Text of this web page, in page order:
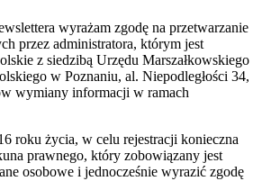
wyrażam zgodę na przetwarzanie
przez administratora, którym jest
z siedzibą Urzędu Marszałkowskiego
w Poznaniu, al. Niepodległości 34,
wymiany informacji w ramach
roku życia, w celu rejestracji konieczna
prawnego, który zobowiązany jest
osobowe i jednocześnie wyrazić zgodę